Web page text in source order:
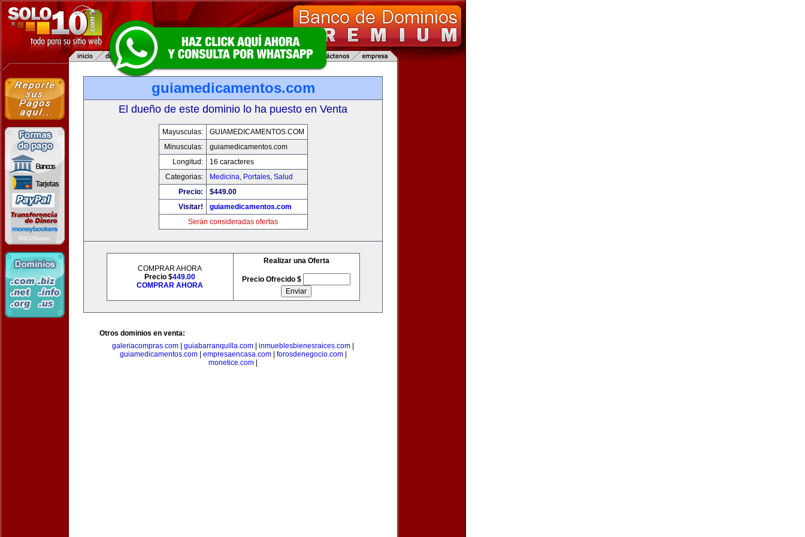
guiamedicamentos.com
El dueño de este dominio lo ha puesto en Venta
Mayusculas:
GUIAMEDICAMENTOS.COM
Minusculas:
guiamedicamentos.com
Longitud:
16 caracteres
Categorias:
Medicina, Portales, Salud
Precio:
$449.00
Visitar!
guiamedicamentos.com
Serán consideradas ofertas
COMPRAR AHORA
Precio $449.00
COMPRAR AHORA
Realizar una Oferta
Precio Ofrecido $
Otros dominios en venta:
galeriacompras.com
guiabarranquilla.com inmueblesbienesraices.com
guiamedicamentos.com| empresaencasa.com| forosdenegocio.com|
monetice.com